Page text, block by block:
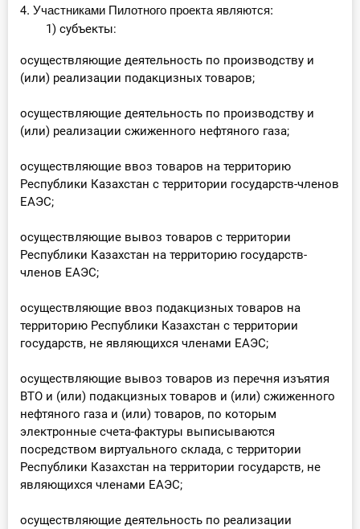
4. Участниками Пилотного проекта являются:
1) субъекты:
осуществляющие деятельность по производству и
(или) реализации подакцизных товаров;
осуществляющие деятельность по производству и
(или) реализации сжиженного нефтяного газа;
осуществляющие ввоз товаров на территорию
Республики Казахстан с территории государств-членов
ЕАЭС;
осуществляющие вывоз товаров с территории
Республики Казахстан на территорию государств-
членов ЕАЭС;
осуществляющие ввоз подакцизных товаров на
территорию Республики Казахстан с территории
государств, не являющихся членами ЕАЭС;
осуществляющие вывоз товаров из перечня изъятия
ВТО и (или) подакцизных товаров и (или) сжиженного
нефтяного газа и (или) товаров, по которым
электронные счета-фактуры выписываются
посредством виртуального склада, с территории
Республики Казахстан на территории государств, не
являющихся членами ЕАЭС;
осуществляющие деятельность по реализации